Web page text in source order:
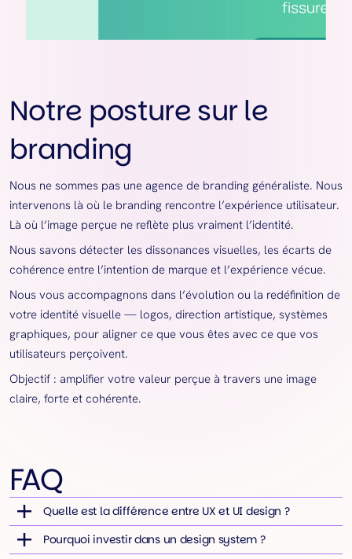
Notre posture sur le
branding
Nous ne sommes pas une agence de branding généraliste. Nous
intervenons là où le branding rencontre l’expérience utilisateur.
Là où l’image perçue ne reflète plus vraiment l’identité.
Nous savons détecter les dissonances visuelles, les écarts de
cohérence entre l’intention de marque et l’expérience vécue.
Nous vous accompagnons dans l’évolution ou la redéfinition de
votre identité visuelle — logos, direction artistique, systèmes
graphiques, pour aligner ce que vous êtes avec ce que vos
utilisateurs perçoivent.
Objectif : amplifier votre valeur perçue à travers une image
claire, forte et cohérente.
FAQ
Quelle est la différence entre UX et UI design ?
Pourquoi investir dans un design system ?